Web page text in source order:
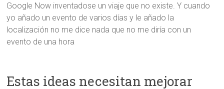
Google Now inventadose un viaje que no existe. Y cuando
yo añado un evento de varios días y le añado la
localización no me dice nada que no me diría con un
evento de una hora
Estas ideas necesitan mejorar